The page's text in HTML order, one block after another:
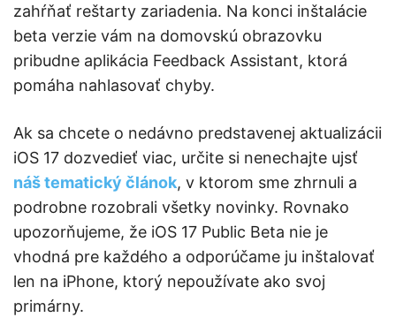
zahŕňať reštarty zariadenia. Na konci inštalácie
beta verzie vám na domovskú obrazovku
pribudne aplikácia Feedback Assistant, ktorá
pomáha nahlasovať chyby.
Ak sa chcete o nedávno predstavenej aktualizácii
iOS 17 dozvedieť viac, určite si nenechajte ujsť
náš tematický článok, v ktorom sme zhrnuli a
podrobne rozobrali všetky novinky. Rovnako
upozorňujeme, že iOS 17 Public Beta nie je
vhodná pre každého a odporúčame ju inštalovať
len na iPhone, ktorý nepoužívate ako svoj
primárny.